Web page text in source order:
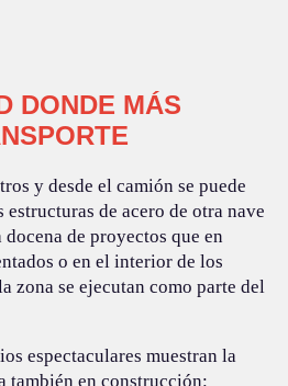
DONDE MÁS
y desde el camión se puede
de acero de otra nave
de proyectos que en
o en el interior de los
zona se ejecutan como parte del
espectaculares muestran la
también en construcción: